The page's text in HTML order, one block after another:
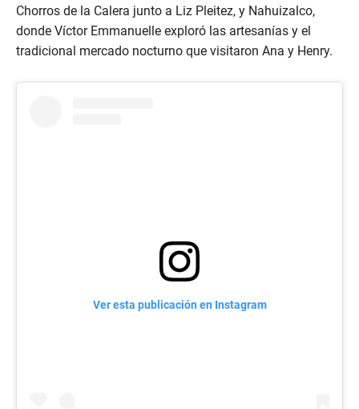
Chorros de la Calera junto a Liz Pleitez, y Nahuizalco,
donde Víctor Emmanuelle exploró las artesanías y el
tradicional mercado nocturno que visitaron Ana y Henry.
Ver esta publicación en Instagram